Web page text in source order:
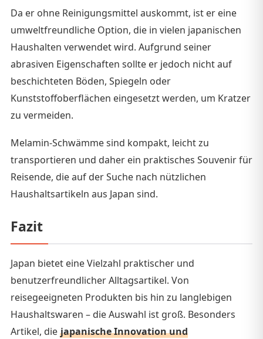
Da er ohne Reinigungsmittel auskommt, ist er eine
umweltfreundliche Option, die in vielen japanischen
Haushalten verwendet wird. Aufgrund seiner
abrasiven Eigenschaften sollte er jedoch nicht auf
beschichteten Böden, Spiegeln oder
Kunststoffoberflächen eingesetzt werden, um Kratzer
zu vermeiden.
Melamin-Schwämme sind kompakt, leicht zu
transportieren und daher ein praktisches Souvenir für
Reisende, die auf der Suche nach nützlichen
Haushaltsartikeln aus Japan sind.
Fazit
Japan bietet eine Vielzahl praktischer und
benutzerfreundlicher Alltagsartikel. Von
reisegeeigneten Produkten bis hin zu langlebigen
Haushaltswaren – die Auswahl ist groß. Besonders
Artikel, die japanische Innovation und